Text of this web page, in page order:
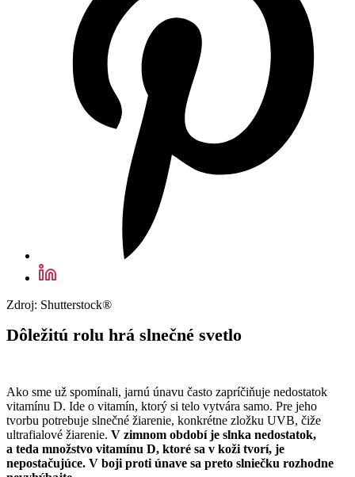
Zdroj: Shutterstock®
Dôležitú rolu hrá slnečné svetlo
Ako sme už spomínali, jarnú únavu často zapríčiňuje nedostatok
vitamínu D. Ide o vitamín, ktorý si telo vytvára samo. Pre jeho
tvorbu potrebuje slnečné žiarenie, konkrétne zložku UVB, čiže
ultrafialové žiarenie. V zimnom období je slnka nedostatok,
a teda množstvo vitamínu D, ktoré sa v koži tvorí, je
nepostačujúce. V boji proti únave sa preto slniečku rozhodne